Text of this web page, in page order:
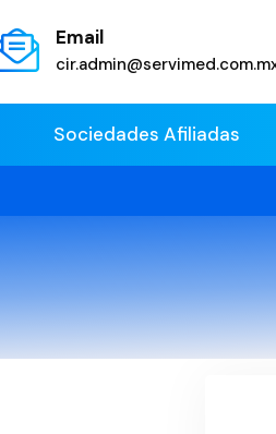
Email
Sociedades Afiliadas